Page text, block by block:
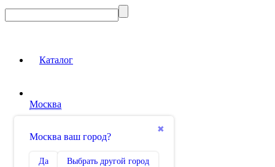
Каталог
Москва
✖
Москва ваш город?
Да Выбрать другой город
Сравнение